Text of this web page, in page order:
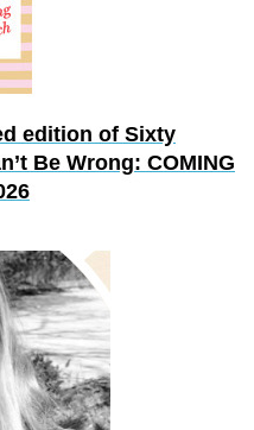
edition of Sixty
Be Wrong: COMING